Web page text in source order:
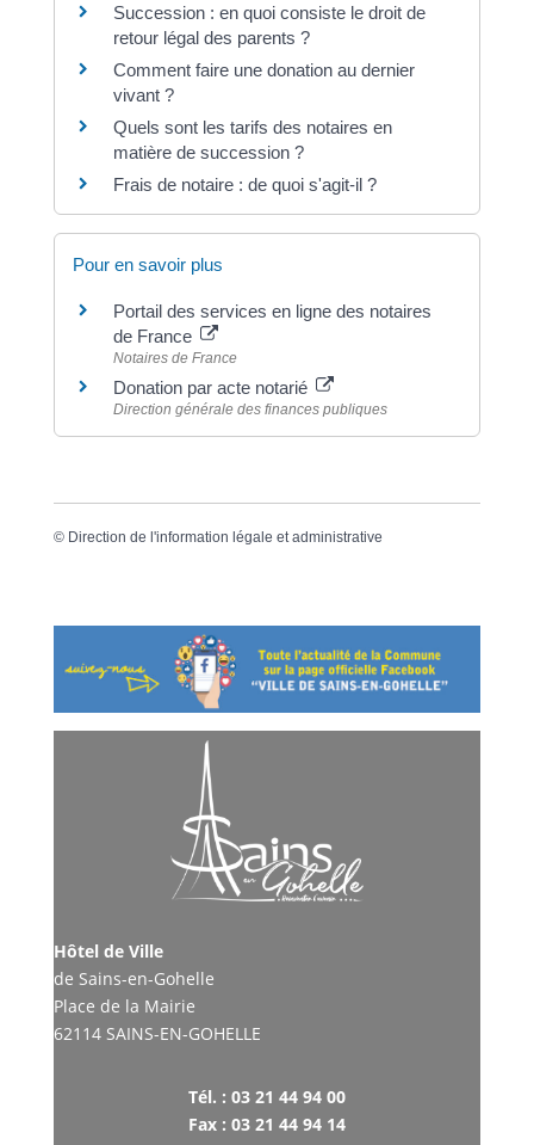
Succession : en quoi consiste le droit de
retour légal des parents ?
Comment faire une donation au dernier
vivant ?
Quels sont les tarifs des notaires en
matière de succession ?
Frais de notaire : de quoi s'agit-il ?
Pour en savoir plus
Portail des services en ligne des notaires
de France
Notaires de France
Donation par acte notarié
Direction générale des finances publiques
© Direction de l'information légale et administrative
Hôtel de Ville
de Sains-en-Gohelle
Place de la Mairie
62114 SAINS-EN-GOHELLE
Tél. : 03 21 44 94 00
Fax : 03 21 44 94 14